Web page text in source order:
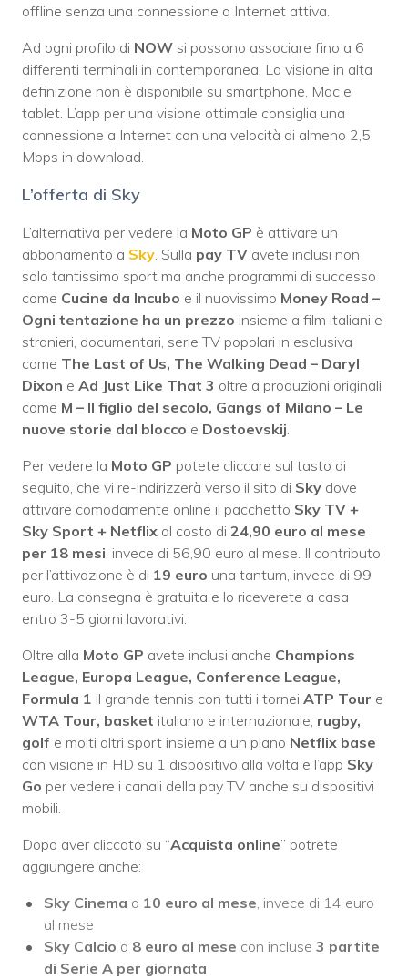
offline senza una connessione a Internet attiva.
Ad ogni profilo di NOW si possono associare fino a 6
differenti terminali in contemporanea. La visione in alta
definizione non è disponibile su smartphone, Mac e
tablet. L’app per una visione ottimale consiglia una
connessione a Internet con una velocità di almeno 2,5
Mbps in download.
L’offerta di Sky
L’alternativa per vedere la Moto GP è attivare un
abbonamento a Sky . Sulla pay TV avete inclusi non
solo tantissimo sport ma anche programmi di successo
come Cucine da Incubo e il nuovissimo Money Road –
Ogni tentazione ha un prezzo insieme a film italiani e
stranieri, documentari, serie TV popolari in esclusiva
come The Last of Us, The Walking Dead – Daryl
Dixon e Ad Just Like That 3 oltre a produzioni originali
come M – Il figlio del secolo, Gangs of Milano – Le
nuove storie dal blocco e Dostoevskij
Per vedere la Moto GP potete cliccare sul tasto di
seguito, che vi re-indirizzerà verso il sito di Sky dove
attivare comodamente online il pacchetto Sky TV +
Sky Sport + Netflix al costo di 24,90 euro al mese
per 18 mesi , invece di 56,90 euro al mese. Il contributo
per l’attivazione è di 19 euro una tantum, invece di 99
euro. La consegna è gratuita e lo riceverete a casa
entro 3-5 giorni lavorativi.
Oltre alla Moto GP avete inclusi anche Champions
League, Europa League, Conference League,
Formula 1 il grande tennis con tutti i tornei ATP Tour e
WTA Tour, basket italiano e internazionale, rugby,
golf e molti altri sport insieme a un piano Netflix base
con visione in HD su 1 dispositivo alla volta e l’app Sky
Go per vedere i canali della pay TV anche su dispositivi
mobili.
Dopo aver cliccato su “Acquista online” potrete
aggiungere anche:
Sky Cinema a 10 euro al mese , invece di 14 euro
al mese
Sky Calcio a 8 euro al mese con incluse 3 partite
di Serie A per giornata